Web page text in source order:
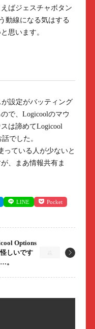
ばジェスチャボタン
動線になる気はする
思います。
設定がバッティング
で、Logicoolのマウ
は諦めてLogicool
でした。
ている人が少ないと
、まあ情報共有ま
LINE Pocket
Options
しいです
。